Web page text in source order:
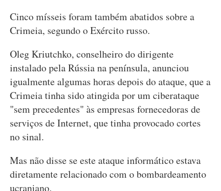
Cinco mísseis foram também abatidos sobre a
Crimeia, segundo o Exército russo.
Oleg Kriutchko, conselheiro do dirigente
instalado pela Rússia na península, anunciou
igualmente algumas horas depois do ataque, que a
Crimeia tinha sido atingida por um ciberataque
"sem precedentes" às empresas fornecedoras de
serviços de Internet, que tinha provocado cortes
no sinal.
Mas não disse se este ataque informático estava
diretamente relacionado com o bombardeamento
ucraniano.